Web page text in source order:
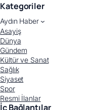
Kategoriler
Aydın Haber
Asayiş
Dünya
Gündem
Kültür ve Sanat
Sağlık
Siyaset
Spor
Resmi İlanlar
İç Bağlantılar